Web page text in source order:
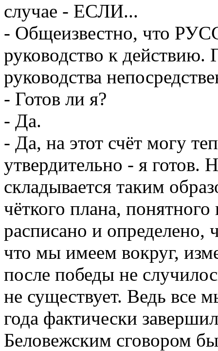
случае - ЕСЛИ...
- Общеизвестно, что
руководство к действию.
руководства
- Готов ли я?
- Да.
- Да, на этот счёт могу
утвердительно - я готов.
складывается таким
чёткого плана,
расписано и определено,
что мы имеем вокруг,
после победы не
не существует. Ведь все
года фактически
Беловежским сговором